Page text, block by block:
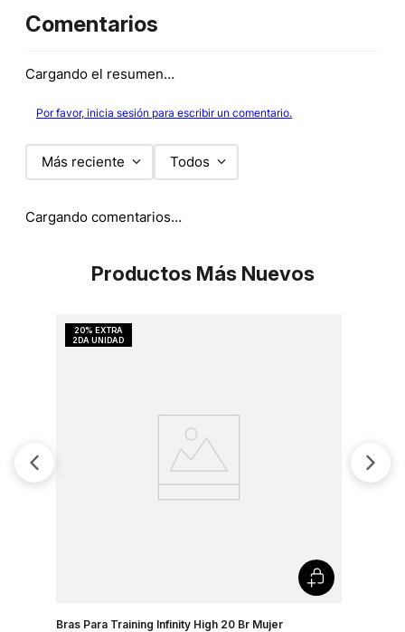
Comentarios
Cargando el resumen…
Por favor, inicia sesión para escribir un comentario.
Más reciente Todos
Cargando comentarios…
Productos Más Nuevos
Bras Para Training Infinity High 20 Br Mujer